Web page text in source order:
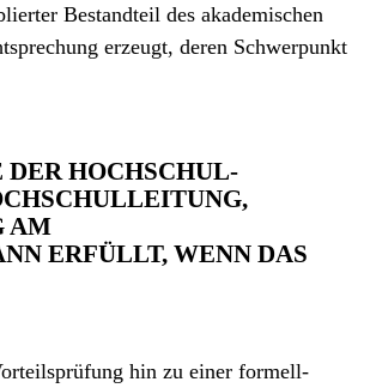
Bestandteil des akademischen
erzeugt, deren Schwerpunkt
HOCHSCHUL­RE
GE
WENN DAS FORS
hin zu einer formell-